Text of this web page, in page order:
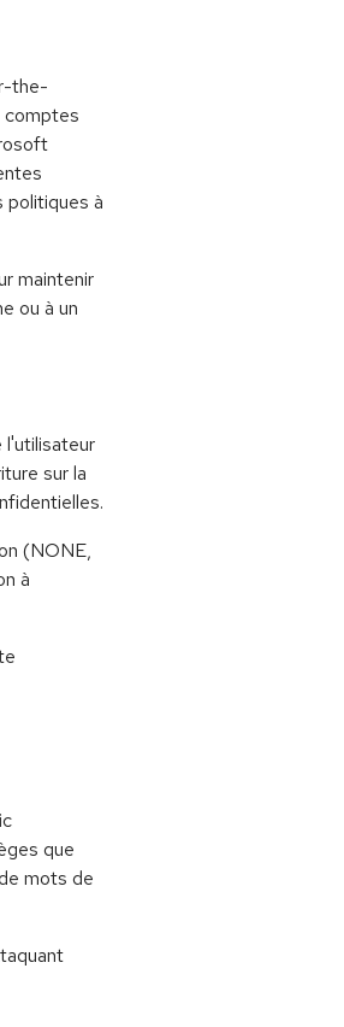
the-
comptes
politiques à
maintenir
ou à un
l'utilisateur
sur la
(NONE,
à
que
mots de